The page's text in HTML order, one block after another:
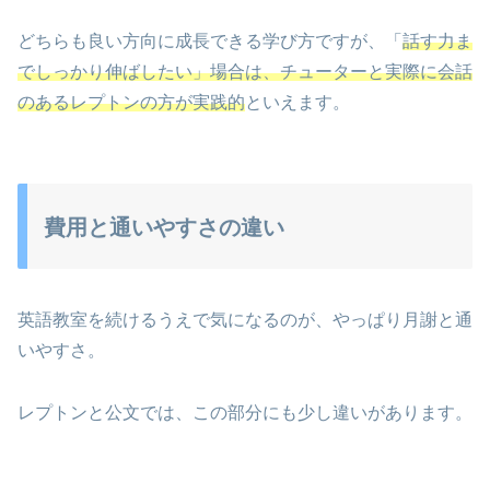
どちらも良い方向に成長できる学び方ですが、「 話す力ま
でしっかり伸ばしたい」場合は、チューターと実際に会話
のあるレプトンの方が実践的といえます。
費用と通いやすさの違い
英語教室を続けるうえで気になるのが、やっぱり月謝と通
いやすさ。
レプトンと公文では、この部分にも少し違いがあります。